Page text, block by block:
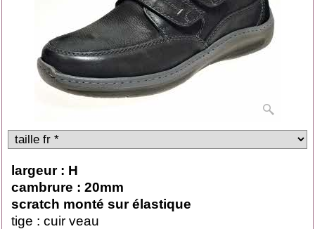
largeur : H
cambrure : 20mm
scratch monté sur élastique
tige : cuir veau